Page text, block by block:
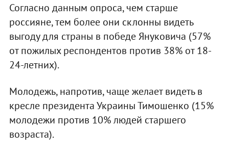
Согласно данным опроса, чем старше
россияне, тем более они склонны видеть
выгоду для страны в победе Януковича (57%
от пожилых респондентов против 38% от 18-
24-летних).
Молодежь, напротив, чаще желает видеть в
кресле президента Украины Тимошенко (15%
молодежи против 10% людей старшего
возраста).